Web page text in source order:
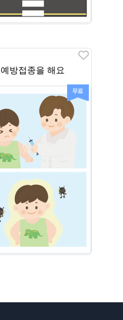
예방접종을 해요